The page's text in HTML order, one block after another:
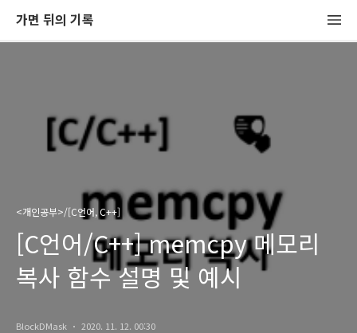
가면 뒤의 기록
<개인공부>/[C언어, C++]
[C언어/C++] memcpy 메모리
복사 함수 설명 및 예시
BlockDMask 2020. 11. 12. 00:30